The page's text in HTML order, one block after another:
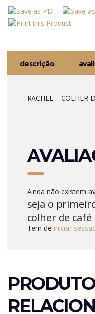
C/
ESTOJO
BELO
descrição
RACHEL – COLHER
Ainda não existem
seja o
colher de
Tem de iniciar